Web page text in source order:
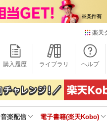
楽天
購入履歴 ライブラリ ヘルプ
音楽配信 電子書籍(楽天Kobo)